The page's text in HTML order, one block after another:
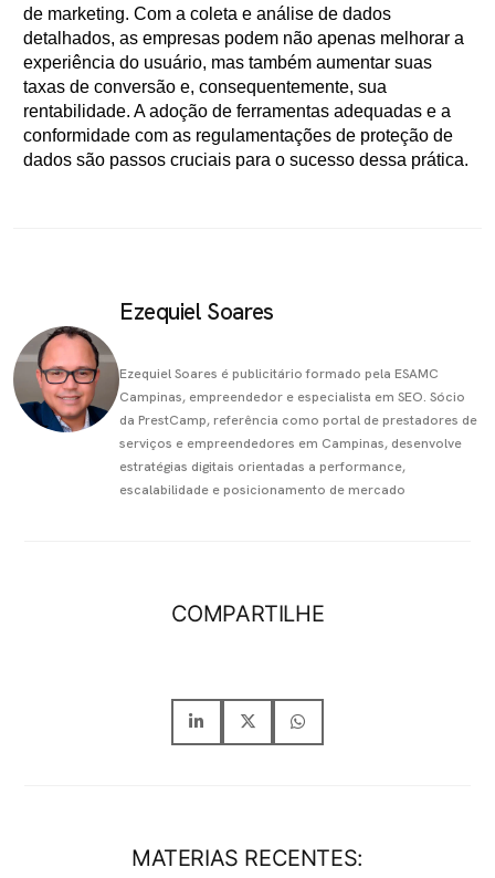
de marketing. Com a coleta e análise de dados
detalhados, as empresas podem não apenas melhorar a
experiência do usuário, mas também aumentar suas
taxas de conversão e, consequentemente, sua
rentabilidade. A adoção de ferramentas adequadas e a
conformidade com as regulamentações de proteção de
dados são passos cruciais para o sucesso dessa prática.
Ezequiel Soares
Ezequiel Soares é publicitário formado pela ESAMC
Campinas, empreendedor e especialista em SEO. Sócio
da PrestCamp, referência como portal de prestadores de
serviços e empreendedores em Campinas, desenvolve
estratégias digitais orientadas a performance,
escalabilidade e posicionamento de mercado
COMPARTILHE
MATERIAS RECENTES: